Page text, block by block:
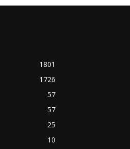
1801
1726
57
57
25
10